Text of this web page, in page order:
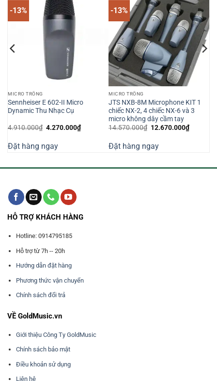
-13%
MICRO TRỐNG
Sennheiser E 602-II Micro
Dynamic Thu Nhạc Cụ
4.910.000₫ Giá
4.910.000₫.
4.270.000₫Giá
hiện
4.270.000₫.
Đặt hàng ngay
-13%
MICRO TRỐNG
JTS NXB-8M Microphone KIT 1
chiếc NX-2, 4 chiếc NX-6 và 3
micro không dây cầm tay
14.570.000₫ Giá
14.570.000₫.
12.670.000₫Giá
hiện
Đặt hàng ngay
HỖ TRỢ KHÁCH HÀNG
Hotline: 0914795185
Hỗ trợ từ 7h -- 20h
Hướng dẫn đặt hàng
Phương thức vận chuyển
Chính sách đổi trả
VỀ GoldMusic.vn
Giới thiệu Công Ty GoldMusic
Chính sách bảo mật
Điều khoản sử dụng
Liên hệ